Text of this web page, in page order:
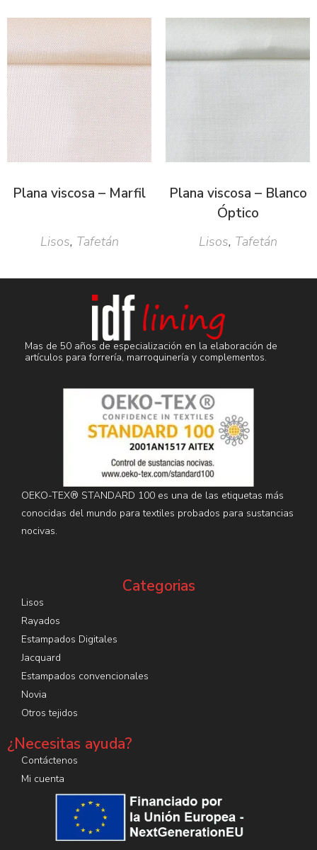
Plana viscosa – Marfil
Lisos, Tafetán
Plana viscosa – Blanco
Óptico
Lisos, Tafetán
Mas de 50 años de especialización en la elaboración de
artículos para forrería, marroquinería y complementos.
OEKO-TEX® STANDARD 100 es una de las etiquetas más
conocidas del mundo para textiles probados para sustancias
nocivas.
Categorias
Lisos
Rayados
Estampados Digitales
Jacquard
Estampados convencionales
Novia
Otros tejidos
¿Necesitas ayuda?
Contáctenos
Mi cuenta